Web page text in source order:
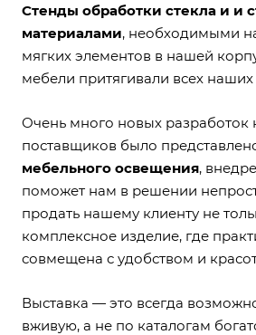
Стенды обработки стекла и и
материалами, необходимыми
мягких элементов в нашей
мебели притягивали всех
Очень много новых разработок
поставщиков было
мебельного освещения,
поможет нам в решении
продать нашему клиенту не
комплексное изделие, где
совмещена с удобством и
Выставка — это всегда
вживую, а не по каталогам